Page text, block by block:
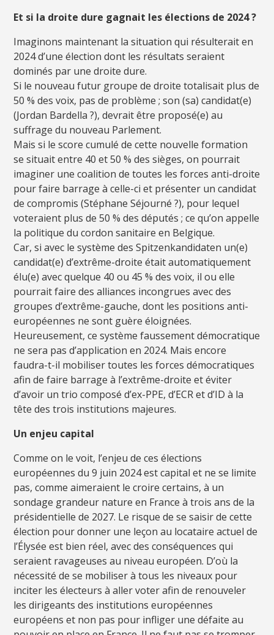
Et si la droite dure gagnait les élections de 2024 ?
Imaginons maintenant la situation qui résulterait en
2024 d’une élection dont les résultats seraient
dominés par une droite dure.
Si le nouveau futur groupe de droite totalisait plus de
50 % des voix, pas de problème ; son (sa) candidat(e)
(Jordan Bardella ?), devrait être proposé(e) au
suffrage du nouveau Parlement.
Mais si le score cumulé de cette nouvelle formation
se situait entre 40 et 50 % des sièges, on pourrait
imaginer une coalition de toutes les forces anti-droite
pour faire barrage à celle-ci et présenter un candidat
de compromis (Stéphane Séjourné ?), pour lequel
voteraient plus de 50 % des députés ; ce qu’on appelle
la politique du cordon sanitaire en Belgique.
Car, si avec le système des Spitzenkandidaten un(e)
candidat(e) d’extrême-droite était automatiquement
élu(e) avec quelque 40 ou 45 % des voix, il ou elle
pourrait faire des alliances incongrues avec des
groupes d’extrême-gauche, dont les positions anti-
européennes ne sont guère éloignées.
Heureusement, ce système faussement démocratique
ne sera pas d’application en 2024. Mais encore
faudra-t-il mobiliser toutes les forces démocratiques
afin de faire barrage à l’extrême-droite et éviter
d’avoir un trio composé d’ex-PPE, d’ECR et d’ID à la
tête des trois institutions majeures.
Un enjeu capital
Comme on le voit, l’enjeu de ces élections
européennes du 9 juin 2024 est capital et ne se limite
pas, comme aimeraient le croire certains, à un
sondage grandeur nature en France à trois ans de la
présidentielle de 2027. Le risque de se saisir de cette
élection pour donner une leçon au locataire actuel de
l’Élysée est bien réel, avec des conséquences qui
seraient ravageuses au niveau européen. D’où la
nécessité de se mobiliser à tous les niveaux pour
inciter les électeurs à aller voter afin de renouveler
les dirigeants des institutions européennes
européens et non pas pour infliger une défaite au